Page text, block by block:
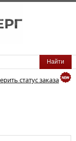
статус заказа